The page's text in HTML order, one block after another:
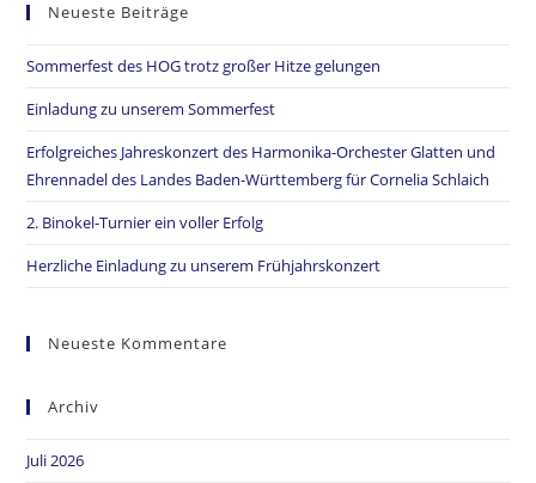
Neueste Beiträge
Sommerfest des HOG trotz großer Hitze gelungen
Einladung zu unserem Sommerfest
Erfolgreiches Jahreskonzert des Harmonika-Orchester Glatten und
Ehrennadel des Landes Baden-Württemberg für Cornelia Schlaich
2. Binokel-Turnier ein voller Erfolg
Herzliche Einladung zu unserem Frühjahrskonzert
Neueste Kommentare
Archiv
Juli 2026